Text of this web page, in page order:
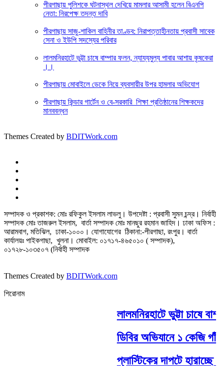
পীরগাছায় পুলিশকে ঘটনাস্থল দেখিয়ে মামলার আসামী হলেন বিএনপি
নেতা: নিরপেক্ষ তদন্ত দাবি
পীরগাছায় সাজু-শাকিল বাহিনীর তাণ্ডব: নিরাপত্তাহীনতায় প্রবাসী সাবেক
সেনা ও ইউপি সদস্যের পরিবার
লালমনিরহাটে ভুট্টা চাষে বাম্পার ফলন, ন্যায্যমুল্য পাবার আশায় কৃষকেরা
।।
পীরগাছায় মোবাইলে ডেকে নিয়ে ব্যবসায়ীর উপর হামলার অভিযোগ
পীরগাছায় কিন্ডার গার্টেন ও বে-সরকারি শিক্ষা প্রতিষ্ঠানের শিক্ষকদের
মানববন্ধন
Themes Created by BDITWork.com
সম্পাদক ও প্রকাশক: মোঃ রফিকুল ইসলাম লাভলু। উপদেষ্টা : প্রবাসী সুমন চন্দ্র। নির্বাহী
সম্পাদক মোঃ তাজরুল‌‌ ইসলাম, বার্তা সম্পাদক মোঃ মানছুর রহমান জাহিদ। ঢাকা অফিস :
আরামবাগ, মতিঝিল, ঢাকা-১০০০। যোগাযোগের ঠিকানা:-পীরগাছা‌, রংপুর। বার্তা
কার্যালয়ঃ পাইকগাছা, খুলনা। মোবাইল: ০১৭১৭-৪৬৫০১০ ( সম্পাদক),
০১৭২৮-১০৩৫০৭ (নির্বাহী সম্পাদক
Themes Created by BDITWork.com
শিরোনাম
লালমনিরহাটে ভুট্টা চাষে
ডিবির অভিযানে ১ কেজি
প্লাস্টিকের দাপটে হারাচ্ছে